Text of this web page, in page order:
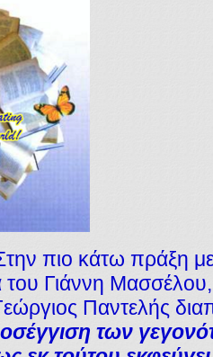
την πιο κάτω πράξη με
του Γιάννη
Παντελής
των